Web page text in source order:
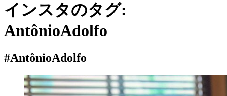
インスタのタグ:
AntônioAdolfo
#AntônioAdolfo